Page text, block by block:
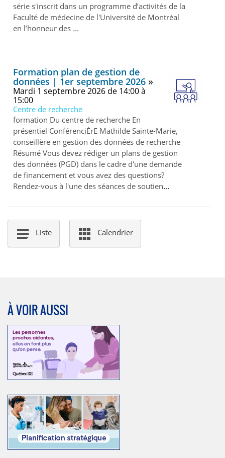
série s'inscrit dans un programme d’activités de la
Faculté de médecine de l'Université de Montréal
en l’honneur des
Formation plan de gestion de
données | 1er septembre 2026
mardi 1 septembre 2026 de 14:00 à
15:00
Centre de recherche
formation Du centre de recherche En
présentiel ConférenciÈrE Mathilde Sainte-Marie,
conseillère en gestion des données de recherche
Résumé Vous devez rédiger un plans de gestion
des données (PGD) dans le cadre d'une demande
de financement et vous avez des questions?
Rendez-vous à l'une des séances de soutien
Liste Calendrier
À VOIR AUSSI